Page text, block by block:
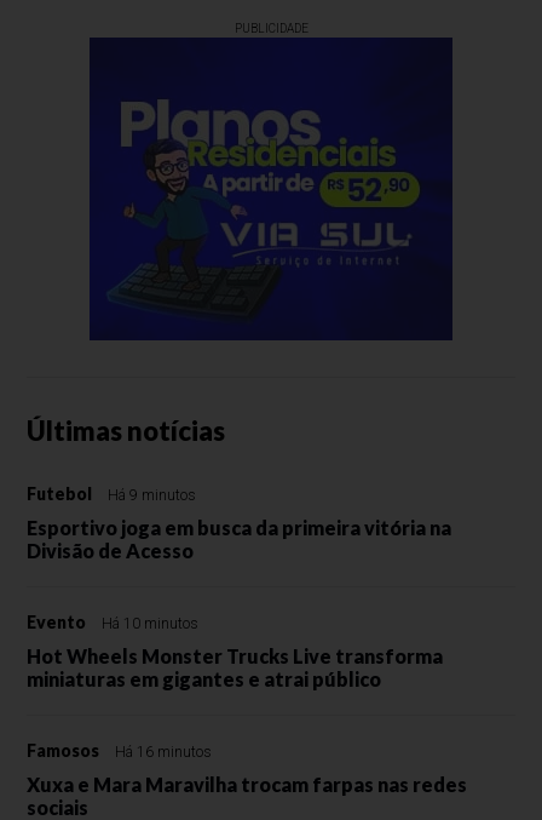
PUBLICIDADE
Últimas notícias
Futebol Há 9 minutos
Esportivo joga em busca da primeira vitória na
Divisão de Acesso
Evento Há 10 minutos
Hot Wheels Monster Trucks Live transforma
miniaturas em gigantes e atrai público
Famosos Há 16 minutos
Xuxa e Mara Maravilha trocam farpas nas redes
sociais